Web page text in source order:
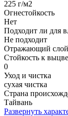
225 г/м2
Огнестойкость
Нет
Подходит ли для
Не подходит
Отражающий слой
Стойкость к
0
Уход и чистка
сухая чистка
Страна
Тайвань
Развернуть